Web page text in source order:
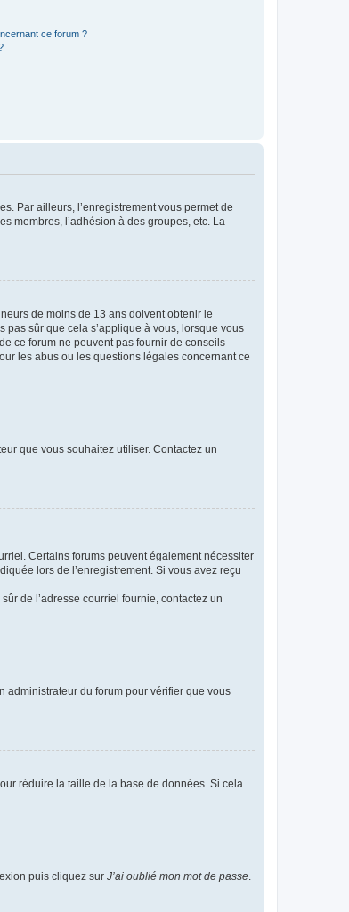
ce forum ?
Par ailleurs, l’enregistrement vous permet de
membres, l’adhésion à des groupes, etc. La
de moins de 13 ans doivent obtenir le
pas sûr que cela s’applique à vous, lorsque vous
ce forum ne peuvent pas fournir de conseils
les abus ou les questions légales concernant ce
que vous souhaitez utiliser. Contactez un
Certains forums peuvent également nécessiter
lors de l’enregistrement. Si vous avez reçu
de l’adresse courriel fournie, contactez un
administrateur du forum pour vérifier que vous
réduire la taille de la base de données. Si cela
puis cliquez sur J’ai oublié mon mot de passe